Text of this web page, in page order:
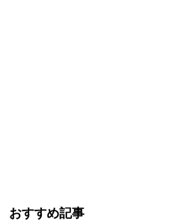
おすすめ記事